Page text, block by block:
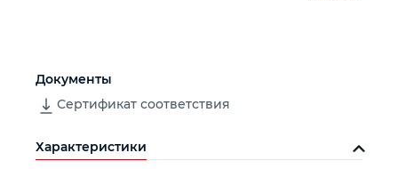
Документы
Сертификат соответствия
Характеристики